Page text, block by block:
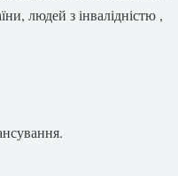
людей з інвалідністю ,